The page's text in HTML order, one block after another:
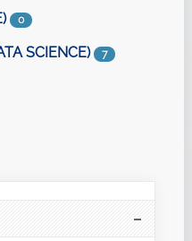
0
SCIENCE) 7